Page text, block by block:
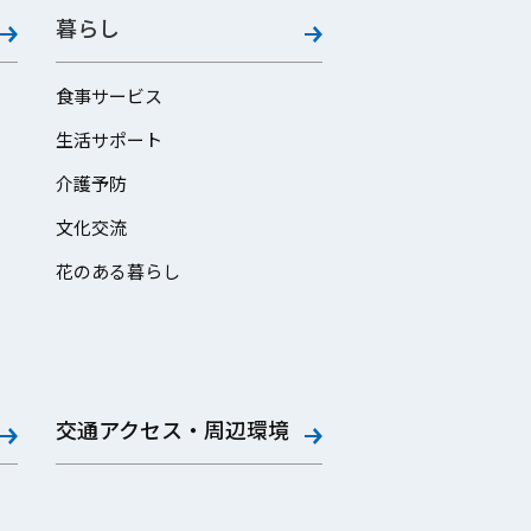
暮らし
食事サービス
生活サポート
介護予防
文化交流
花のある暮らし
交通アクセス・周辺環境